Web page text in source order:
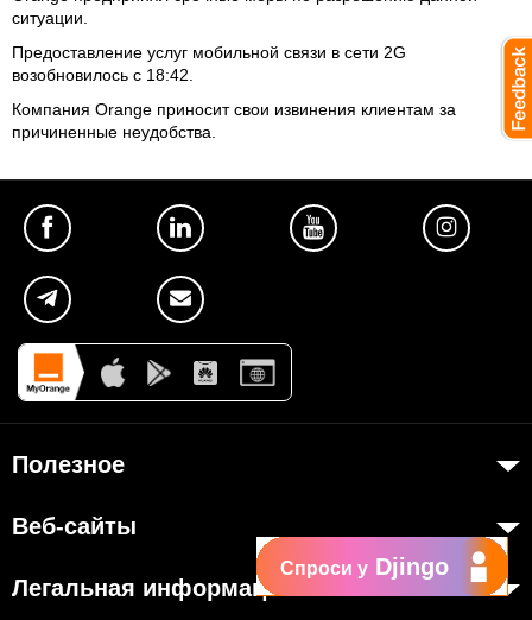
ситуации.
Предоставление услуг мобильной связи в сети 2G
возобновилось с 18:42.
Компания Orange приносит свои извинения клиентам за
причиненные неудобства.
Полезное
Код этики
Веб-сайты
Легальная информация
Спроси у Djingo